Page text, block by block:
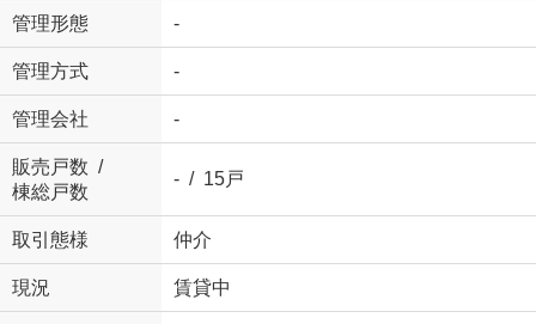
管理形態 -
管理方式 -
管理会社 -
販売戸数 /
棟総戸数
- / 15戸
取引態様 仲介
現況 賃貸中